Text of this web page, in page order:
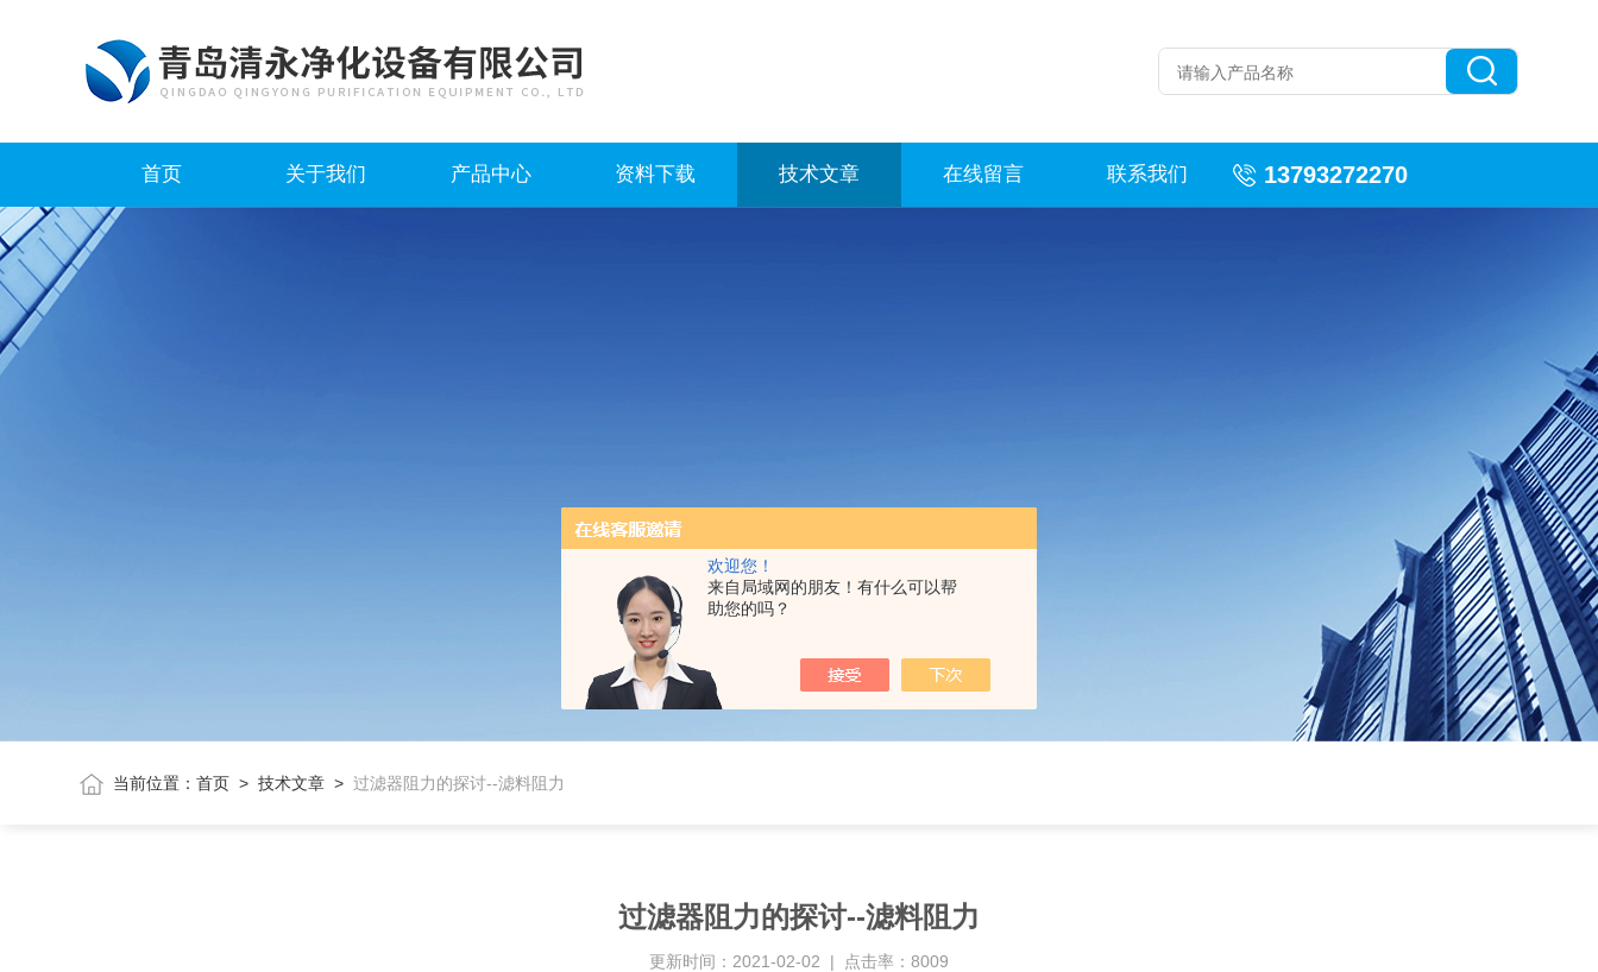
欢迎您！
来自局域网的朋友！有什么可以帮
助您的吗？
首页 关于我们 产品中心 资料下载 技术文章 在线留言 联系我们 13793272270
当前位置：首页 >技术文章 >过滤器阻力的探讨--滤料阻力
过滤器阻力的探讨--滤料阻力
更新时间：2021-02-02 | 点击率：8009